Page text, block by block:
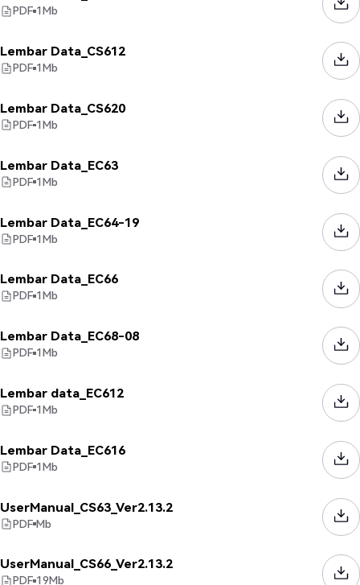
PDF 1Mb
Lembar Data_CS612
PDF 1Mb
Lembar Data_CS620
PDF 1Mb
Lembar Data_EC63
PDF 1Mb
Lembar Data_EC64-19
PDF 1Mb
Lembar Data_EC66
PDF 1Mb
Lembar Data_EC68-08
PDF 1Mb
Lembar data_EC612
PDF 1Mb
Lembar Data_EC616
PDF 1Mb
UserManual_CS63_Ver2.13.2
PDF Mb
UserManual_CS66_Ver2.13.2
PDF 19Mb